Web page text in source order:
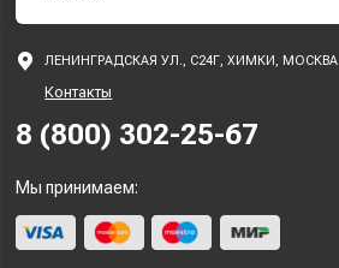
ЛЕНИНГРАДСКАЯ УЛ., С24Г, ХИМКИ, МОСКВА
Контакты
8 (800) 302-25-67
Мы принимаем: